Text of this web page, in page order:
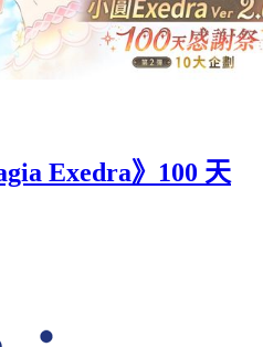
Exedra》100 天